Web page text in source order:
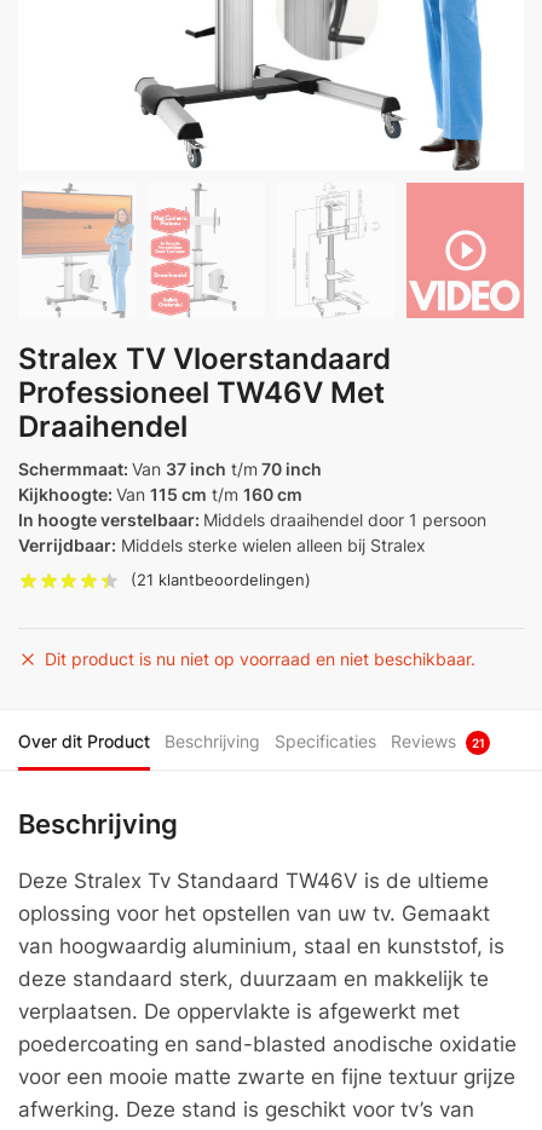
Stralex TV Vloerstandaard
Professioneel TW46V Met
Draaihendel
Schermmaat: Van 37 inch t/m 70 inch
Kijkhoogte: Van 115 cm t/m 160 cm
In hoogte verstelbaar: Middels draaihendel door 1 persoon
Verrijdbaar: Middels sterke wielen alleen bij Stralex
(21 klantbeoordelingen)
Dit product is nu niet op voorraad en niet beschikbaar.
Over dit Product Beschrijving Specificaties Reviews 21
Beschrijving
Deze Stralex Tv Standaard TW46V is de ultieme
oplossing voor het opstellen van uw tv. Gemaakt
van hoogwaardig aluminium, staal en kunststof, is
deze standaard sterk, duurzaam en makkelijk te
verplaatsen. De oppervlakte is afgewerkt met
poedercoating en sand-blasted anodische oxidatie
voor een mooie matte zwarte en fijne textuur grijze
afwerking. Deze stand is geschikt voor tv’s van